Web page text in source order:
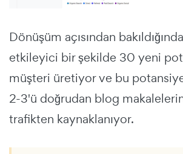
Dönüşüm açısından
etkileyici bir şekilde 30 yeni
müşteri üretiyor ve bu
2-3'ü doğrudan blog
trafikten kaynaklanıyor.